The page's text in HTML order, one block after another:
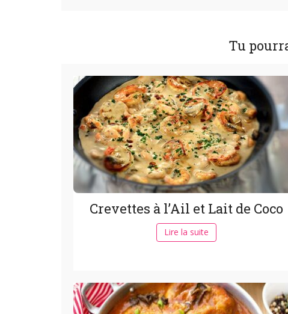
Tu
Crevettes à l’Ail et Lait de Coco
Lire la suite